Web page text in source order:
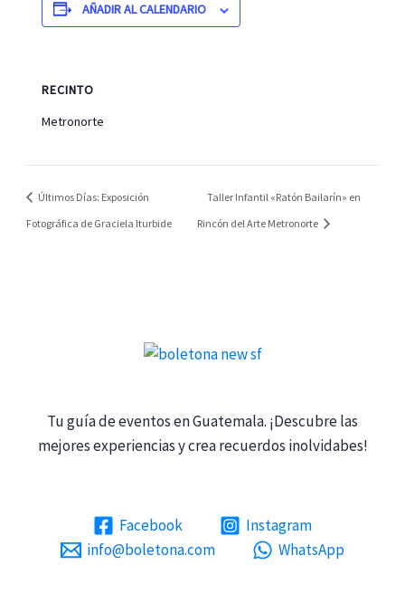
AÑADIR AL CALENDARIO
RECINTO
Metronorte
Últimos Días: Exposición
Fotográfica de Graciela Iturbide
Taller Infantil «Ratón Bailarín» en
Rincón del Arte Metronorte
Tu guía de eventos en Guatemala. ¡Descubre las
mejores experiencias y crea recuerdos inolvidabes!
Facebook
Instagram
info@boletona.com
WhatsApp